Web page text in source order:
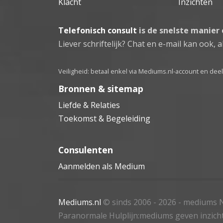
Telefonisch consult is de snelste
Liever schriftelijk? Chat en e-mail kan ook,
Veiligheid: betaal enkel via Mediums.nl-account en
Bronnen & sitemap
Liefde & Relaties
Toekomst & Begeleiding
Consulenten
Aanmelden als Medium
Mediums.nl © sinds 2006 - 2026 - mediums
Paranormale Hulplijn:mediums geven